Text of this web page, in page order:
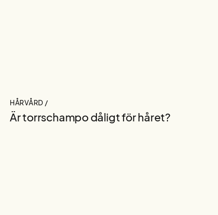
HÅRVÅRD /
Är torrschampo dåligt för håret?